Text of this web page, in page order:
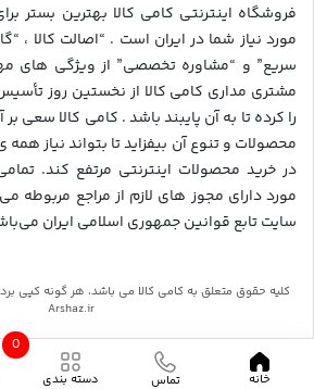
فروشگاه اینترنتی کامی کالا بهترین بستر
مورد نیاز شما در ایران است . “اصالت کالا ،
سریع” و “مشاوره تخصصی” از ویژگی های
مشتری مداری کامی کالا از نخستین روز
را کرده تا به آن پایبند باشد . کامی کالا سعی بر
محصولات و تنوع آن بیفزاید تا بتواند نیاز همه
در خرید محصولات اینترنتی مرتفع کند.
مورد دارای مجوز های لازم از مراجع مربوطه
سایت تابع قوانین جمهوری اسلامی ایران
کلیه حقوق متعلق به کامی کالا می باشد، هر گونه کپی
Arshaz.ir
خانه تماس دسته بندی
0